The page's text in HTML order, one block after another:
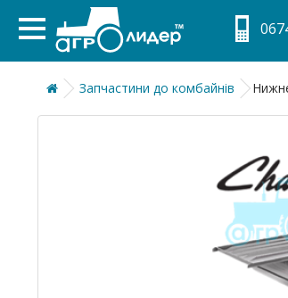
Запчастини до комбайнів